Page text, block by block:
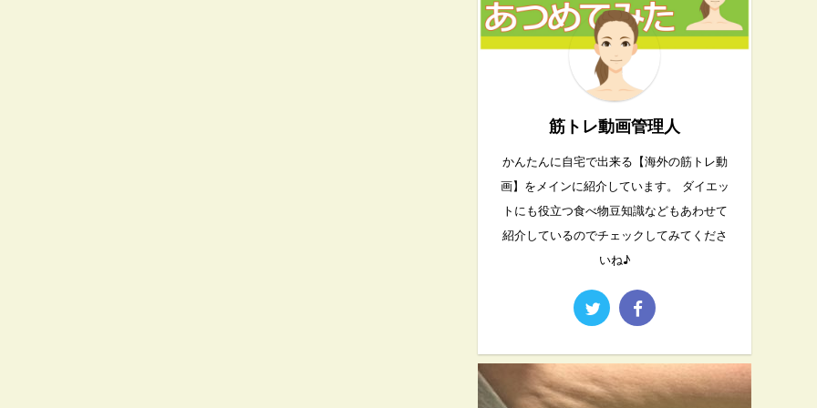
筋トレ動画管理人
かんたんに自宅で出来る【海外の筋トレ動
画】をメインに紹介しています。 ダイエッ
トにも役立つ食べ物豆知識などもあわせて
紹介しているのでチェックしてみてくださ
いね♪